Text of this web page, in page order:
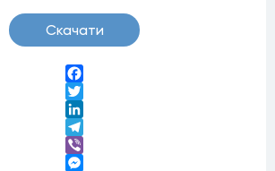
Скачати
Facebook
Twitter
LinkedIn
Telegram
Viber